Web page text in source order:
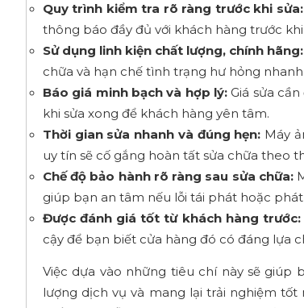
Quy trình kiểm tra rõ ràng trước khi sửa:
thông báo đầy đủ với khách hàng trước
Sử dụng linh kiện chất lượng, chính hãng:
chữa và hạn chế tình trạng hư hỏng nhanh
Báo giá minh bạch và hợp lý:Giá sửa
khi sửa xong để khách hàng yên tâm.
Thời gian sửa nhanh và đúng hẹn: Máy
uy tín sẽ cố gắng hoàn tất sửa chữa theo
Chế độ bảo hành rõ ràng sau sửa chữa:
giúp bạn an tâm nếu lỗi tái phát hoặc phát
Được đánh giá tốt từ khách hàng trước:
cậy để bạn biết cửa hàng đó có đáng lựa
Việc dựa vào những tiêu chí này sẽ giúp
lượng dịch vụ và mang lại trải nghiệm